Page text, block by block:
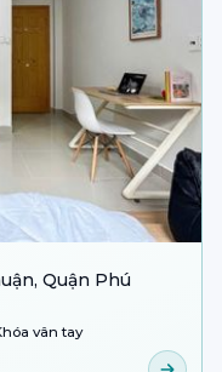
Quận Phú
vân tay